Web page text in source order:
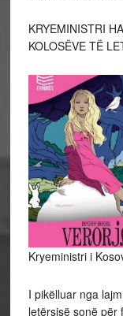
KRYEMINISTRI
KOLOSËVE TË
Kryeministri i
I pikëlluar nga
letërsisë sonë për